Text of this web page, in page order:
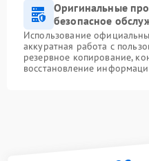
Оригинальные
безопасное
Использование
аккуратная работа с
резервное копирование,
восстановление